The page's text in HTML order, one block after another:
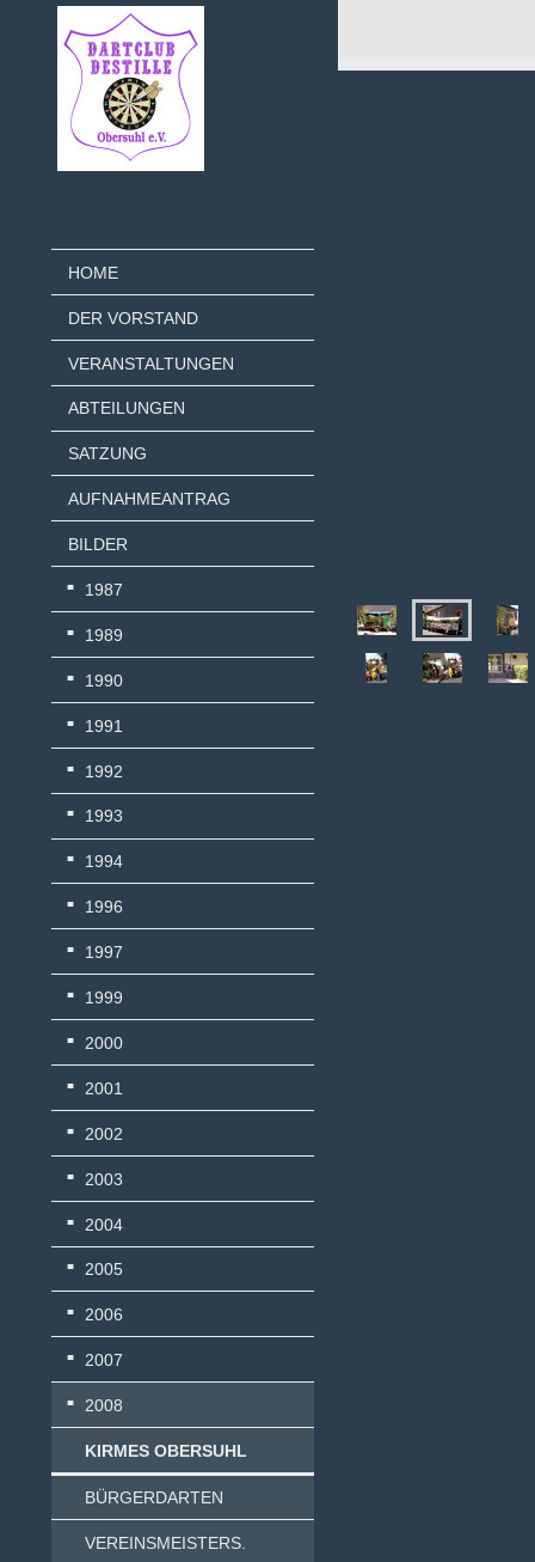
HOME
DER VORSTAND
VERANSTALTUNGEN
ABTEILUNGEN
SATZUNG
AUFNAHMEANTRAG
BILDER
1987
1989
1990
1991
1992
1993
1994
1996
1997
1999
2000
2001
2002
2003
2004
2005
2006
2007
2008
KIRMES OBERSUHL
BÜRGERDARTEN
VEREINSMEISTERS.